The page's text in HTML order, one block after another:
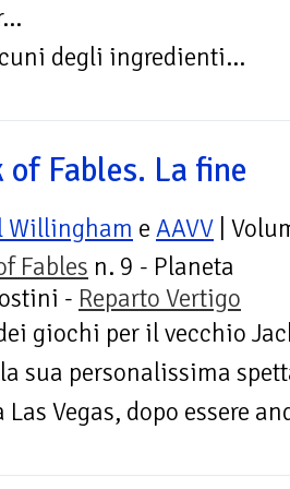
degli ingredienti...
of Fables. La fine
Willingham e AAVV |
Fables n. 9 - Planeta
- Reparto Vertigo
giochi per il vecchio
sua personalissima
Vegas, dopo essere